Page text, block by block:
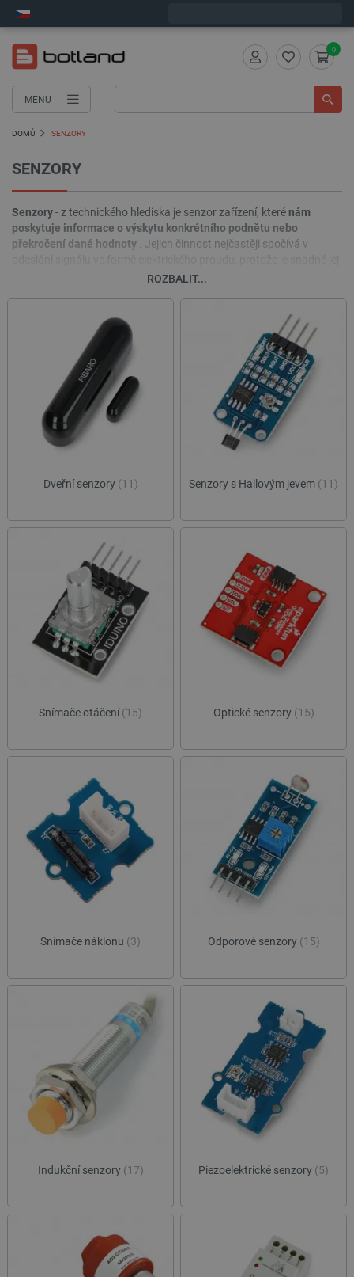
MENU
0
DOMŮ SENZORY
SENZORY
Senzory- z technického hlediska je senzor zařízení, které nám
poskytuje informace o výskytu konkrétního podnětu nebo
překročení dané hodnoty . Jejich činnost nejčastěji spočívá v
přenášet na velké vzdálenosti - díky zpracování pomocí různých
ROZBALIT...
Dveřní senzory (11) Senzory s Hallovým jevem (11)
Snímače otáčení(15) Optické senzory (15)
Snímače náklonu (3) Odporové senzory (15)
Indukční senzory (17) Piezoelektrické senzory (5)